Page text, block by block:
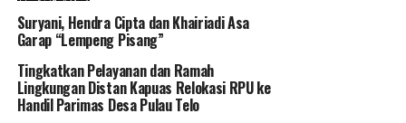
Suryani, Hendra Cipta dan Khairiadi Asa
Garap “Lempeng Pisang”
Tingkatkan Pelayanan dan Ramah
Lingkungan Distan Kapuas Relokasi RPU ke
Handil Parimas Desa Pulau Telo